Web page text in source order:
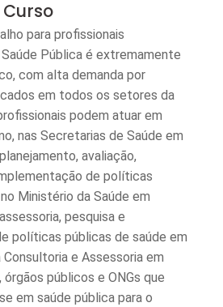
para profissionais
Pública é extremamente
com alta demanda por
em todos os setores da
podem atuar em
nas Secretarias de Saúde em
avaliação,
de políticas
Ministério da Saúde em
pesquisa e
políticas públicas de saúde em
e Assessoria em
órgãos públicos e ONGs que
em saúde pública para o